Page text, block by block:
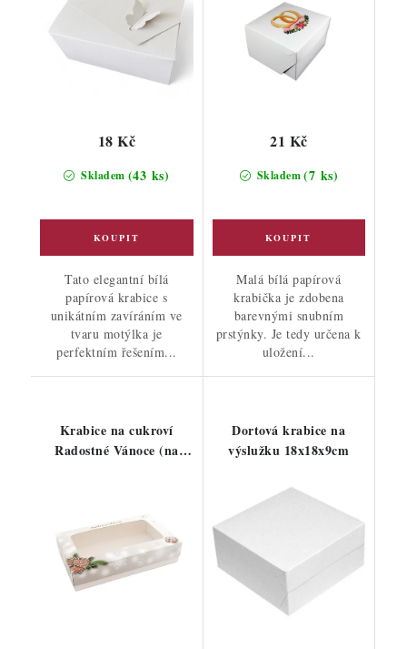
Skladem (43 ks)
18 Kč
Tato elegantní bílá
papírová krabice s
unikátním zavíráním ve
tvaru motýlka je
perfektním řešením...
Skladem(7 ks)
21 Kč
Malá bílá papírová
krabička je zdobena
barevnými snubním
prstýnky. Je tedy určena k
uložení...
Krabice na cukroví
Radostné Vánoce (na
Dortová krabice na
výslužku 18x18x9cm